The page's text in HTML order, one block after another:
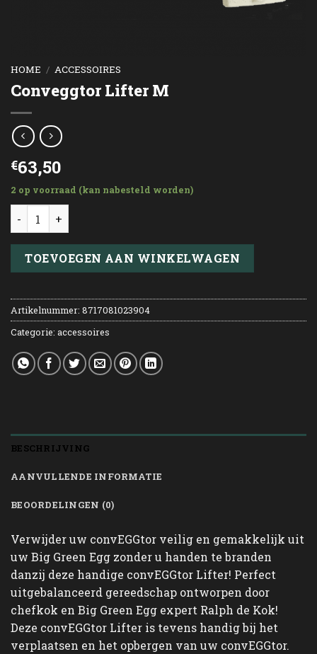
HOME / ACCESSOIRES
Conveggtor Lifter M
€63,50
2 op voorraad (kan nabesteld worden)
Conveggtor Lifter M aantal
TOEVOEGEN AAN WINKELWAGEN
Artikelnummer: 8717081023904
Categorie: accessoires
BESCHRIJVING
AANVULLENDE INFORMATIE
BEOORDELINGEN (0)
Verwijder uw convEGGtor veilig en gemakkelijk uit
uw Big Green Egg zonder u handen te branden
danzij deze handige convEGGtor Lifter! Perfect
uitgebalanceerd gereedschap ontworpen door
chefkok en Big Green Egg expert Ralph de Kok!
Deze convEGGtor Lifter is tevens handig bij het
verplaatsen en het opbergen van uw convEGGtor.